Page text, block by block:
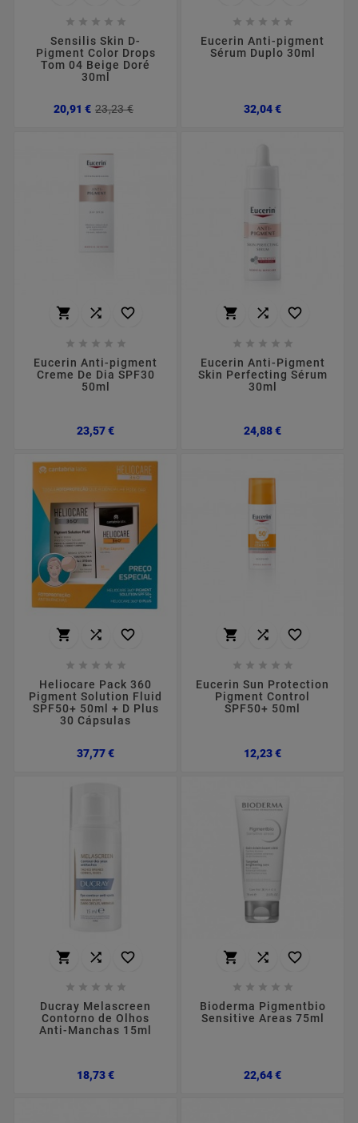
    
Sensilis Skin D-
Pigment Color Drops
Tom 04 Beige Doré
30ml
20,91 € 23,23 €
    
Eucerin Anti-pigment
Sérum Duplo 30ml
32,04 €Preço
  
    
Eucerin Anti-pigment
Creme De Dia SPF30
50ml
23,57 €Preço
  
    
Eucerin Anti-Pigment
Skin Perfecting Sérum
30ml
24,88 €Preço
  
    
Heliocare Pack 360
Pigment Solution Fluid
SPF50+ 50ml + D Plus
30 Cápsulas
37,77 €Preço
  
    
Eucerin Sun Protection
Pigment Control
SPF50+ 50ml
12,23 €Preço
  
    
Ducray Melascreen
Contorno de Olhos
Anti-Manchas 15ml
18,73 €Preço
  
    
Bioderma Pigmentbio
Sensitive Areas 75ml
22,64 €Preço